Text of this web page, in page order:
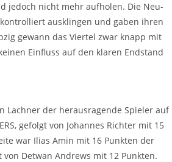
jedoch nicht mehr auf­ho­len. Die Neu­
aus­klin­gen und gaben ihren
gewann das Vier­tel zwar knapp mit
Ein­fluss auf den kla­ren End­stand
Lach­ner der her­aus­ra­gen­de Spie­ler auf
gefolgt von Johan­nes Rich­ter mit 15
war Ili­as Amin mit 16 Punk­ten der
Det­wan Andrews mit 12 Punkten.